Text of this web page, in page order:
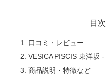
目次
口コミ・レビュー
VESICA PISCIS 東洋坂
商品説明・特徴など